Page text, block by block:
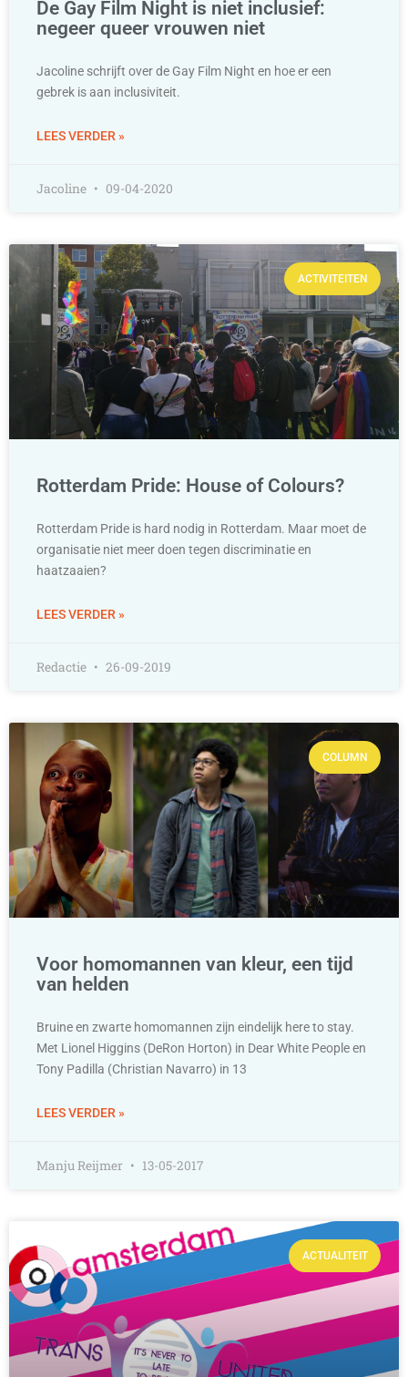
De Gay Film Night is niet inclusief:
negeer queer vrouwen niet
Jacoline schrijft over de Gay Film Night en hoe er een
gebrek is aan inclusiviteit.
LEES VERDER »
Jacoline 09-04-2020
ACTIVITEITEN
Rotterdam Pride: House of Colours?
Rotterdam Pride is hard nodig in Rotterdam. Maar moet de
organisatie niet meer doen tegen discriminatie en
haatzaaien?
LEES VERDER »
Redactie 26-09-2019
COLUMN
Voor homomannen van kleur, een tijd
van helden
Bruine en zwarte homomannen zijn eindelijk here to stay.
Met Lionel Higgins (DeRon Horton) in Dear White People en
Tony Padilla (Christian Navarro) in 13
LEES VERDER »
Manju Reijmer 13-05-2017
ACTUALITEIT